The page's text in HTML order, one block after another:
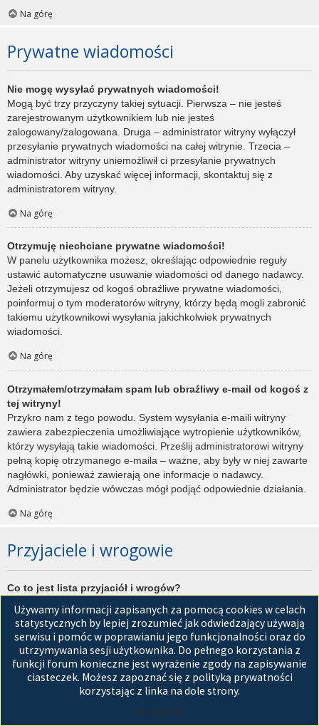
Na górę
Prywatne wiadomości
Nie mogę wysyłać prywatnych wiadomości!
Mogą być trzy przyczyny takiej sytuacji. Pierwsza – nie jesteś
zarejestrowanym użytkownikiem lub nie jesteś
zalogowany/zalogowana. Druga – administrator witryny wyłączył
przesyłanie prywatnych wiadomości na całej witrynie. Trzecia –
administrator witryny uniemożliwił ci przesyłanie prywatnych
wiadomości. Aby uzyskać więcej informacji, skontaktuj się z
administratorem witryny.
Na górę
Otrzymuję niechciane prywatne wiadomości!
W panelu użytkownika możesz, określając odpowiednie reguły
ustawić automatyczne usuwanie wiadomości od danego nadawcy.
Jeżeli otrzymujesz od kogoś obraźliwe prywatne wiadomości,
poinformuj o tym moderatorów witryny, którzy będą mogli zabronić
takiemu użytkownikowi wysyłania jakichkolwiek prywatnych
wiadomości.
Na górę
Otrzymałem/otrzymałam spam lub obraźliwy e-mail od kogoś z
tej witryny!
Przykro nam z tego powodu. System wysyłania e-maili witryny
zawiera zabezpieczenia umożliwiające wytropienie użytkowników,
którzy wysyłają takie wiadomości. Prześlij administratorowi witryny
pełną kopię otrzymanego e-maila – ważne, aby były w niej zawarte
nagłówki, ponieważ zawierają one informacje o nadawcy.
Administrator będzie wówczas mógł podjąć odpowiednie działania.
Na górę
Przyjaciele i wrogowie
Co to jest lista przyjaciół i wrogów?
użytkowników witryny. Użytkownicy dodani do listy przyjaciół będą
wyświetleni na karciePrzyjacieleznajdującej się w panelu
zarządzania kontem. Z tego poziomu można szybko sprawdzić ich
status, a także wysłać prywatną wiadomość. Zależnie od
używanego stylu witryny, posty tych użytkowników mogą być
wyróżniane. Jeśli użytkownik zostanie dodany do listy wrogów,
Używamy informacji zapisanych za pomocą cookies w celach
statystycznych by lepiej zrozumieć jak odwiedzający używają
serwisu i pomóc w poprawianiu jego funkcjonalności oraz do
utrzymywania sesji użytkownika. Do pełnego korzystania z
funkcji forum konieczne jest wyrażenie zgody na zapisywanie
ciasteczek. Możesz zapoznać się z polityką prywatności
korzystając z linka na dole strony.
Akceptuję